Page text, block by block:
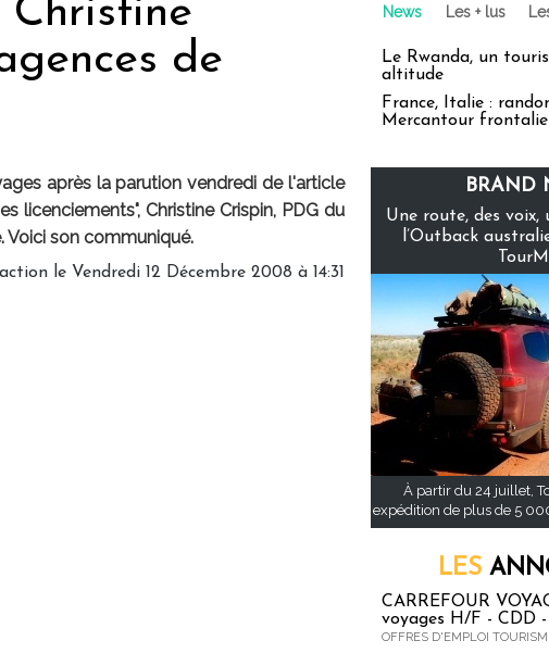
Christine
de
après la parution vendredi de l'article
licenciements", Christine Crispin, PDG du
Voici son communiqué.
le Vendredi 12 Décembre 2008 à 14:31
News Les + lus
Le Rwanda, un
altitude
France, Italie :
Mercantour
BRAND
Une route, des voix,
l’Outback
À partir du 24 juillet,
expédition de plus de 5
LES
CARREFOUR
voyages H/F - CDD
OFFRES D'EMPLOI